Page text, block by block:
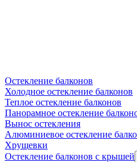
Остекление балконов
Холодное остекление балконов
Теплое остекление балконов
Панорамное остекление
Вынос остекления
Алюминиевое остекление
Хрущевки
Остекление балконов с крышей